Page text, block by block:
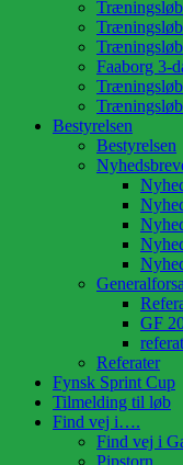
Faaborg 3-
Bestyrelsen
Bestyrelsen
GF
Referater
Fynsk Sprint Cup
Tilmelding til løb
Find vej i….
Find vej i